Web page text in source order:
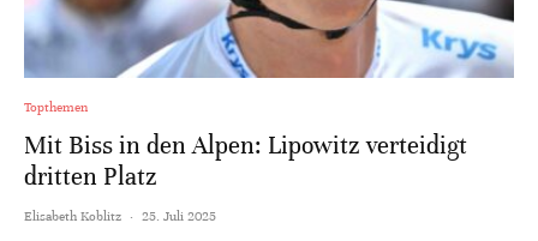
Topthemen
Mit Biss in den Alpen: Lipowitz verteidigt
dritten Platz
Elisabeth Koblitz · 25. Juli 2025